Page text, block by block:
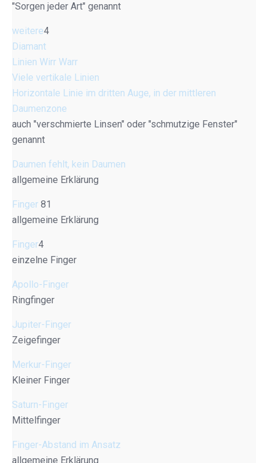
"Sorgen jeder Art" genannt
weitere4
Diamant
Linien Wirr Warr
Viele vertikale Linien
Horizontale Linie im dritten Auge, in der mittleren
Daumenzone
auch "verschmierte Linsen" oder "schmutzige Fenster"
genannt
Daumen fehlt, kein Daumen
allgemeine Erklärung
Finger 81
allgemeine Erklärung
Finger4
einzelne Finger
Apollo-Finger
Ringfinger
Jupiter-Finger
Zeigefinger
Merkur-Finger
Kleiner Finger
Saturn-Finger
Mittelfinger
Finger-Abstand im Ansatz
allgemeine Erklärung